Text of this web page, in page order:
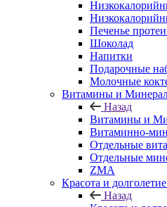
Печенье
Шоколад
Напитки
Подарочные
Молочные
Витамины и
Назад
Витамины и
Витаминно-
Отдельные
Отдельные
ZMA
Красота и долголетие
Назад